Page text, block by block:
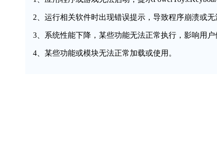
2、运行相关软件时出现错误提示，导致程序崩溃或
3、系统性能下降，某些功能无法正常执行，影响用户
4、某些功能或模块无法正常加载或使用。